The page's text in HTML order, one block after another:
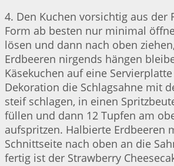
4. Den Kuchen vorsichtig aus der
Form ab besten nur minimal
lösen und dann nach oben
Erdbeeren nirgends hängen
Käsekuchen auf eine
Dekoration die Schlagsahne mit
steif schlagen, in einen
füllen und dann 12 Tupfen am
aufspritzen. Halbierte Erdbeeren
Schnittseite nach oben an die
fertig ist der Strawberry